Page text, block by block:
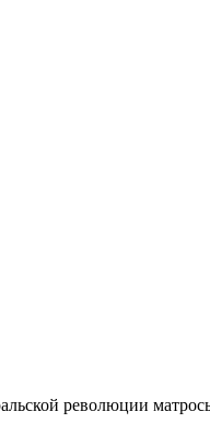
революции